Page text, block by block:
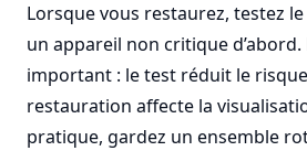
Lorsque vous restaurez, testez
un appareil non critique d’abord.
important : le test réduit le
restauration affecte la
pratique, gardez un ensemble